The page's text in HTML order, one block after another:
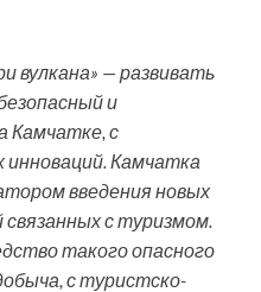
вулкана» — развивать
и
Камчатке, с
Камчатка
введения новых
с туризмом.
такого опасного
с туристско-